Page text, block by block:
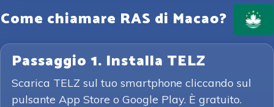
Come chiamare RAS di Macao?
Passaggio 1. Installa TELZ
Scarica TELZ sul tuo smartphone cliccando sul
pulsante App Store o Google Play. È gratuito.